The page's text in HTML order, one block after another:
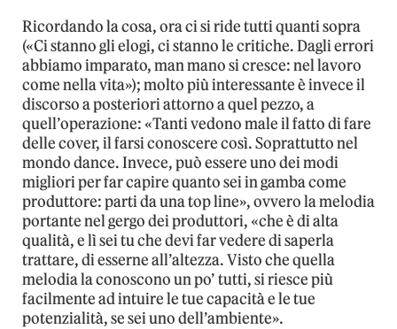
Ricordando la cosa, ora ci si ride tutti quanti sopra
(«Ci stanno gli elogi, ci stanno le critiche. Dagli errori
abbiamo imparato, man mano si cresce: nel lavoro
come nella vita»); molto più interessante è invece il
discorso a posteriori attorno a quel pezzo, a
quell’operazione: «Tanti vedono male il fatto di fare
delle cover, il farsi conoscere così. Soprattutto nel
mondo dance. Invece, può essere uno dei modi
migliori per far capire quanto sei in gamba come
produttore: parti da una top line», ovvero la melodia
portante nel gergo dei produttori, «che è di alta
qualità, e lì sei tu che devi far vedere di saperla
trattare, di esserne all’altezza. Visto che quella
melodia la conoscono un po’ tutti, si riesce più
facilmente ad intuire le tue capacità e le tue
potenzialità, se sei uno dell’ambiente».